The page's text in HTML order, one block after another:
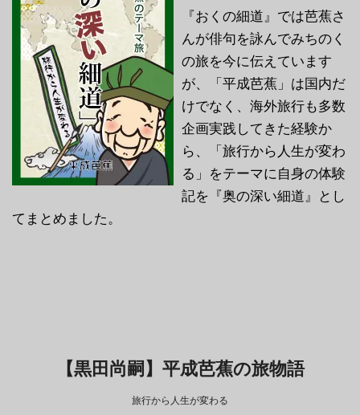
『おくの細道』では芭蕉さ
んが俳句を詠んでみちのく
の旅を今に伝えています
が、「平成芭蕉」は国内だ
けでなく、海外旅行も多数
企画実践してきた経験か
ら、「旅行から人生が変わ
る」をテーマに自身の体験
記を『奥の深い細道』とし
てまとめました。
【黒田尚嗣】平成芭蕉の旅物語
旅行から人生が変わる